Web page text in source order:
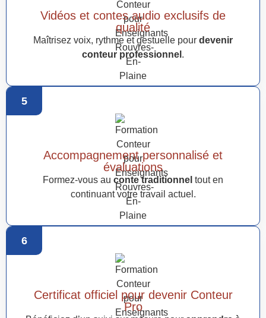
Vidéos et contes audio exclusifs de
qualité
Maîtrisez voix, rythme et gestuelle pour devenir
conteur professionnel .
5
Accompagnement personnalisé et
évaluations
Formez-vous au conte traditionnel tout en
continuant votre travail actuel.
6
Certificat officiel pour devenir Conteur
Pro